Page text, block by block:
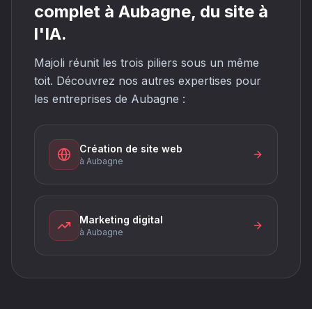
complet à Aubagne, du site à
l'IA.
Majoli réunit les trois piliers sous un même
toit. Découvrez nos autres expertises pour
les entreprises de Aubagne :
Création de site web
à Aubagne
Marketing digital
à Aubagne